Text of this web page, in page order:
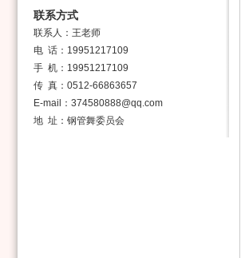
联系方式
联系人：王老师
电 话：19951217109
手 机：19951217109
传 真：0512-66863657
E-mail：374580888@qq.com
地 址：钢管舞委员会